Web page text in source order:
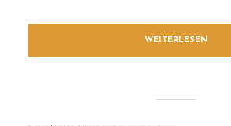
WEITERLESEN